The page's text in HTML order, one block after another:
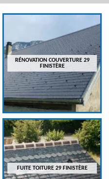
RÉNOVATION COUVERTURE 29
FINISTÈRE
FUITE TOITURE 29 FINISTÈRE